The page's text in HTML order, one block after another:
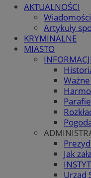
AKTUALNOŚCI
Artykuły
KRYMINALNE
MIASTO
Jak
Urząd